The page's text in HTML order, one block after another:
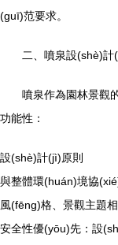
(guī)范要求。
二、噴泉設(shè)
噴泉作為園林景觀
功能性：
設(shè)計(jì)原則
與整體環(huán)境協
風(fēng)格、景觀主題
安全性優(yōu)先：設